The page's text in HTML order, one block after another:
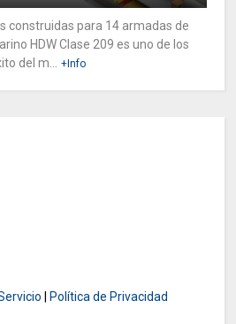
construidas para 14 armadas de
HDW Clase 209 es uno de los
del m...
+Info
Política de Privacidad